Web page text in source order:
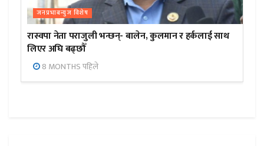
जनप्रभाबन्युज विशेष
रास्वपा नेता पराजुली भन्छन्- बालेन, कुलमान र हर्कलाई साथ
लिएर अघि बढ्छौँ
8 MONTHS पहिले